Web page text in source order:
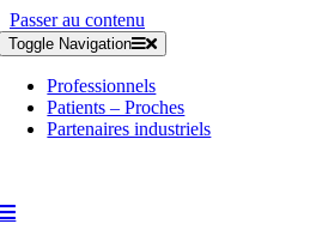
Passer au contenu
Toggle Navigation
Professionnels
Patients – Proches
Partenaires industriels